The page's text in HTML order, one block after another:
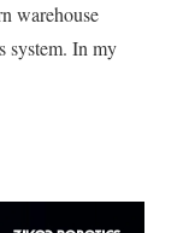
warehouse
system. In my